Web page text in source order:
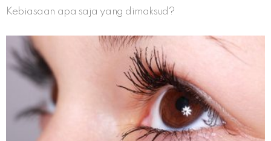
Kebiasaan apa saja yang dimaksud?